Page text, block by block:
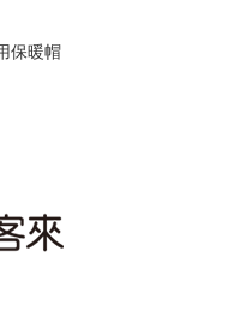
保暖帽